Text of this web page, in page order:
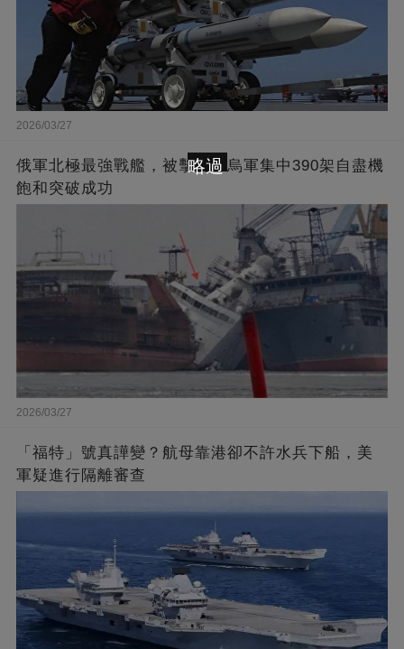
2026/03/27
俄軍北極最強戰艦，被擊沉！烏軍集中390架自盡機
飽和突破成功
2026/03/27
「福特」號真譁變？航母靠港卻不許水兵下船，美
軍疑進行隔離審查
略過